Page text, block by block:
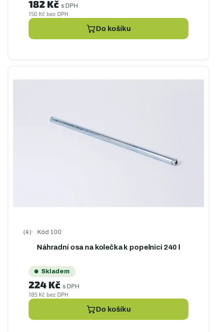
150 Kč bez DPH
182 Kč s DPH
Do košíku
Náhradní osa na kolečka k popelnici 240 l
Průměrné hodnocení produktu je 5,0 z 5 hvězdiček.
Kód 100
Skladem
185 Kč bez DPH
224 Kč s DPH
Do košíku